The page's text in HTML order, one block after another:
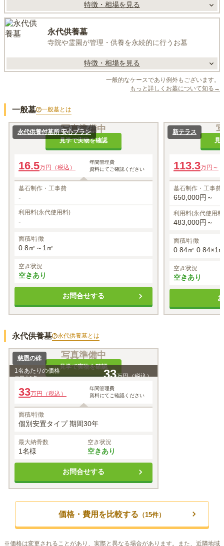
特徴・相場を見る
永代供養墓
寺院や霊園が管理・供養を永続的に行うお墓
特徴・相場を見る
一般的なケースであり例外もございます。
もっと詳しくお墓について知る→
一般墓 一般墓とは
写真準備中
見学で実物を確認
永代供養付墓所 安心プラン
16.5万円（税込）
年間管理費
資料にてご確認ください
墓石制作・工事費
-
利用料(永代使用料)
-
面積/特徴
0.8㎡～1㎡
空き状況
空きあり
お問合せする
見
新テラス
113.3万円～
墓石制作・工事費
650,000円～
利用料(永代使用
483,000円～
面積/特徴
0.84㎡ 0.84×1m
空き状況
空きあり
永代供養墓 永代供養墓とは
写真準備中
見学で実物を確認
慈恩の碑
1名あたりの価格
※最大1名 33万円（税込）
33万円（税込）
年間管理費
資料にてご確認ください
面積/特徴
個別安置タイプ 期間30年
最大納骨数
1名様
空き状況
空きあり
お問合せする
価格・費用を比較する （15件）
※価格は変更されることがあり、実際と異なる場合があります。また、近隣地域